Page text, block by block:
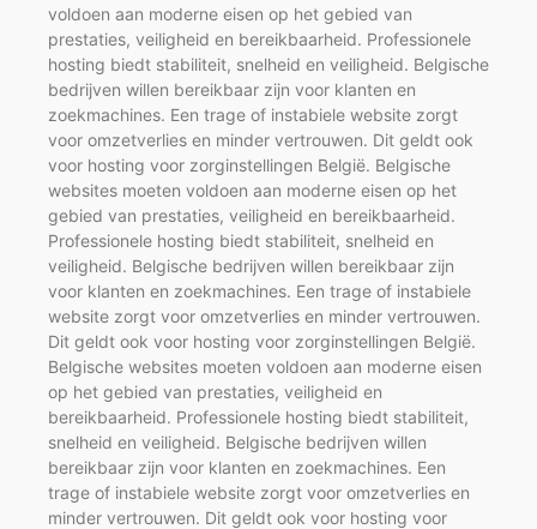
voldoen aan moderne eisen op het gebied van
prestaties, veiligheid en bereikbaarheid. Professionele
hosting biedt stabiliteit, snelheid en veiligheid. Belgische
bedrijven willen bereikbaar zijn voor klanten en
zoekmachines. Een trage of instabiele website zorgt
voor omzetverlies en minder vertrouwen. Dit geldt ook
voor hosting voor zorginstellingen België. Belgische
websites moeten voldoen aan moderne eisen op het
gebied van prestaties, veiligheid en bereikbaarheid.
Professionele hosting biedt stabiliteit, snelheid en
veiligheid. Belgische bedrijven willen bereikbaar zijn
voor klanten en zoekmachines. Een trage of instabiele
website zorgt voor omzetverlies en minder vertrouwen.
Dit geldt ook voor hosting voor zorginstellingen België.
Belgische websites moeten voldoen aan moderne eisen
op het gebied van prestaties, veiligheid en
bereikbaarheid. Professionele hosting biedt stabiliteit,
snelheid en veiligheid. Belgische bedrijven willen
bereikbaar zijn voor klanten en zoekmachines. Een
trage of instabiele website zorgt voor omzetverlies en
minder vertrouwen. Dit geldt ook voor hosting voor